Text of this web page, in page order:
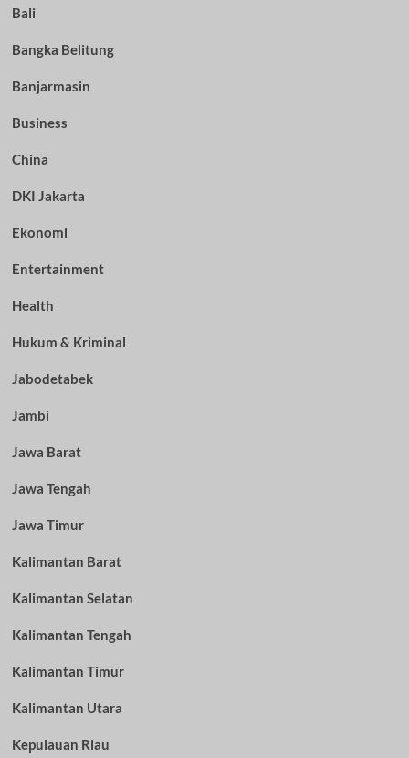
Bali
Bangka Belitung
Banjarmasin
Business
China
DKI Jakarta
Ekonomi
Entertainment
Health
Hukum & Kriminal
Jabodetabek
Jambi
Jawa Barat
Jawa Tengah
Jawa Timur
Kalimantan Barat
Kalimantan Selatan
Kalimantan Tengah
Kalimantan Timur
Kalimantan Utara
Kepulauan Riau